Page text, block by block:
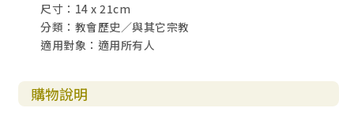
第十章：外邦人的光
期盼與憎恨
不斷受驅逐
是承載上帝聖言的人
尺寸：14 x 21cm
分類：教會歷史／與其它宗教
適用對象：適用所有人
購物說明